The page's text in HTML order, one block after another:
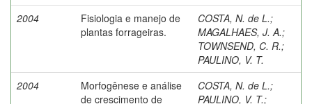
2004
Fisiologia e manejo de
plantas forrageiras.
COSTA, N. de L.;
MAGALHAES, J. A.;
TOWNSEND, C. R.;
PAULINO, V. T.
2004
Morfogênese e análise
de crescimento de
COSTA, N. de L.;
PAULINO, V. T.;